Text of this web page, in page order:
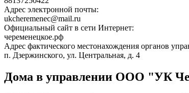
Адрес электронной почты:
ukcheremenec@mail.ru
Официальный сайт в сети Интернет:
череменецкое.рф
Адрес фактического местонахождения органов
п. Дзержинского, ул. Центральная, д. 4
Дома в управлении ООО "УК